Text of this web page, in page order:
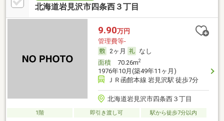
北海道岩見沢市四条西３丁目
9.90万円
管理費等-
2ヶ月
なし
面積70.26m2
1976年10月(築49年11ヶ月)
ＪＲ函館本線 岩見沢駅 徒歩7分
北海道岩見沢市四条西３丁目
1階 即引き渡し可 駅から徒歩7分以内